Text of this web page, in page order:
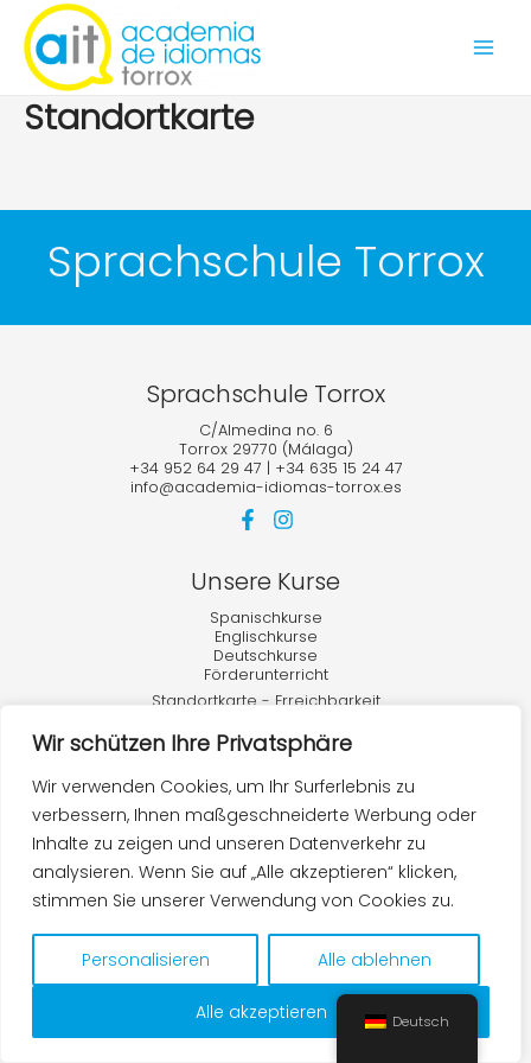
Wir schützen Ihre Privatsphäre
Wir verwenden Cookies, um Ihr Surferlebnis zu
verbessern, Ihnen maßgeschneiderte Werbung oder
Inhalte zu zeigen und unseren Datenverkehr zu
analysieren. Wenn Sie auf „Alle akzeptieren“ klicken,
stimmen Sie unserer Verwendung von Cookies zu.
Personalisieren Alle ablehnen
Alle akzeptieren
Weiter
zum
Inhalt
Standortkarte
Sprachschule Torrox
Sprachschule Torrox
C/Almedina no. 6
Torrox 29770 (Málaga)
+34 952 64 29 47 | +34 635 15 24 47
info@academia-idiomas-torrox.es
Unsere Kurse
Spanischkurse
Englischkurse
Deutschkurse
Förderunterricht
Standortkarte - Erreichbarkeit
Copyright © 2026 Academia de Idiomas Torrox | Webgestaltung
von Kit Digital Torrox
Datenschutz - Cookies-Politik - Rechtliche Hinweise
Deutsch